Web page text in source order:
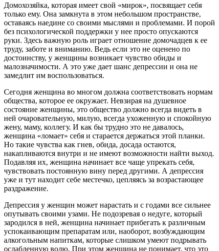
Домохозяйка, которая имеет свой «мирок», посвящает себя
только ему. Она замкнута в этом небольшом пространстве,
оставаясь наедине со своими мыслями и проблемами. И порой
без психологической поддержки у нее просто опускаются
руки. Здесь важную роль играет отношение домочадцев к ее
труду, заботе и вниманию. Ведь если это не оценено по
достоинству, у женщины возникает чувство обиды и
малозначимости. А это уже дает шанс депрессии и она не
замедлит им воспользоваться.
Сегодня женщина во многом должна соответствовать нормам
общества, которое ее окружает. Невзирая на душевное
состояние женщины, это общество должно всегда видеть в
ней очаровательную, милую, всегда ухоженную и спокойную
жену, маму, коллегу. И как бы трудно это не давалось,
женщина «ломает» себя и старается держаться этой планки.
Но такие чувства как гнев, обида, досада остаются,
накапливаются внутри и не имеют возможности найти выход.
Подавляя их, женщина начинает все чаще упрекать себя,
чувствовать постоянную вину перед другими. А депрессия
уже и тут находит себе местечко, цепляясь за возрастающее
раздражение.
Депрессия у женщин может нарастать и с годами все сильнее
опутывать своими узами. Не подозревая о недуге, который
зародился в ней, женщина начинает прибегать к различным
успокаивающим препаратам или, наоборот, возбуждающим
алкогольным напиткам, которые слишком умеют подрывать
ослабленную волю. При этом женщина не понимает, что это